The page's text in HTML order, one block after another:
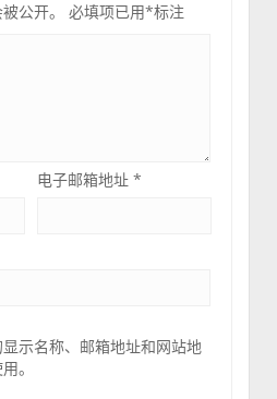
公开。 必填项已用*标注
电子邮箱地址*
示名称、邮箱地址和网站地
。